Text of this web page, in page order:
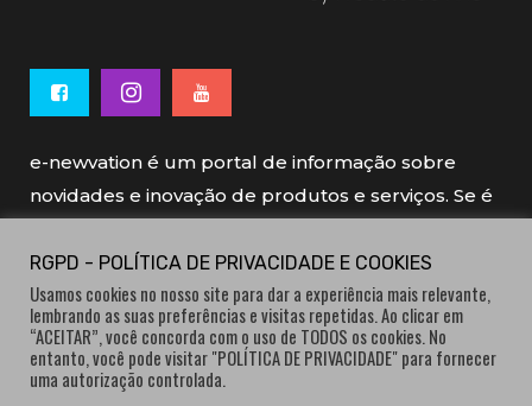
e-newvation é um portal de informação sobre
novidades e inovação de produtos e serviços. Se é
e-newvation tem o patrocínio do “Produto do
Ano”, o prémio de inovação atribuído por
consumidores.
RGPD - POLÍTICA DE PRIVACIDADE E COOKIES
Usamos cookies no nosso site para dar a experiência mais relevante,
lembrando as suas preferências e visitas repetidas. Ao clicar em
“ACEITAR”, você concorda com o uso de TODOS os cookies. No
entanto, você pode visitar "POLÍTICA DE PRIVACIDADE" para fornecer
uma autorização controlada.